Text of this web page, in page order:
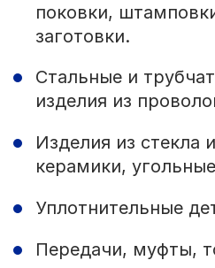
поковки,
заготовки.
Стальные и
изделия из
Изделия из стекла
керамики,
Уплотнительные
Передачи, муфты,